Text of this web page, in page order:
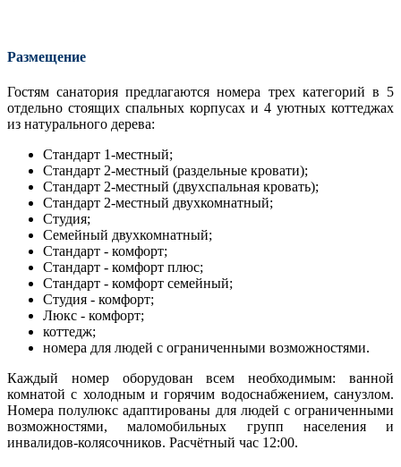
Размещение
Гостям санатория предлагаются номера трех категорий в 5
отдельно стоящих спальных корпусах и 4 уютных коттеджах
из натурального дерева:
Стандарт 1-местный;
Стандарт 2-местный (раздельные кровати);
Стандарт 2-местный (двухспальная кровать);
Стандарт 2-местный двухкомнатный;
Студия;
Семейный двухкомнатный;
Стандарт - комфорт;
Стандарт - комфорт плюс;
Стандарт - комфорт семейный;
Студия - комфорт;
Люкс - комфорт;
коттедж;
номера для людей с ограниченными возможностями.
Каждый номер оборудован всем необходимым: ванной
комнатой с холодным и горячим водоснабжением, санузлом.
Номера полулюкс адаптированы для людей с ограниченными
возможностями, маломобильных групп населения и
инвалидов-колясочников. Расчётный час 12:00.